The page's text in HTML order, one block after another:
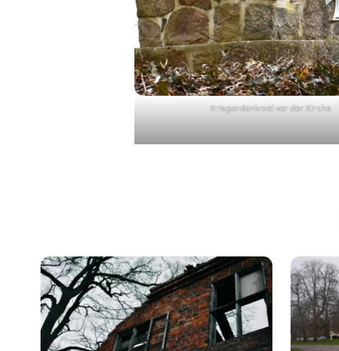
Kriegerdenkmal vor der Kirche